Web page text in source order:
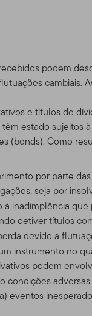
podem
cambiais.
e títulos de
estado sujeitos
(bonds). Como
por parte
seja por
à inadimplência
detiver títulos
devido a
instrumento no
podem
condições
eventos
a
serviço, para
ilegal pelas
por favor
apenas para seu
dos Estados
você escolher
pelo